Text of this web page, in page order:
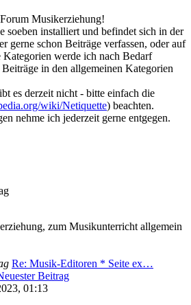
Musikerziehung!
soeben installiert und befindet sich in der
gerne schon Beiträge verfassen, oder auf
werde ich nach Bedarf
in den allgemeinen Kategorien
es derzeit nicht - bitte einfach die
wiki/Netiquette) beachten.
nehme ich jederzeit gerne entgegen.
zum Musikunterricht allgemein
Re: Musik-Editoren * Seite ex…
Beitrag
01:13